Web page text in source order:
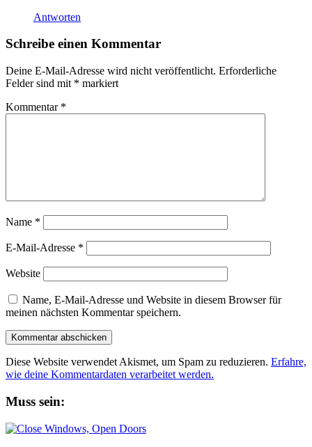
Antworten
Schreibe einen Kommentar
Deine E-Mail-Adresse wird nicht veröffentlicht. Erforderliche
Felder sind mit * markiert
Kommentar *
Name *
E-Mail-Adresse *
Website
Name, E-Mail-Adresse und Website in diesem Browser für
meinen nächsten Kommentar speichern.
Diese Website verwendet Akismet, um Spam zu reduzieren. Erfahre,
wie deine Kommentardaten verarbeitet werden.
Muss sein: